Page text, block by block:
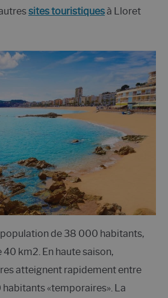
sites touristiquesà Lloret
de 38 000 habitants,
km2. En haute saison,
atteignent rapidement entre
«temporaires». La